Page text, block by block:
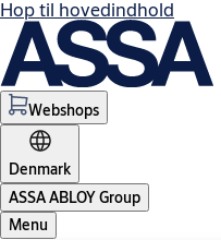
Hop til hovedindhold
Webshops
Denmark
ASSA ABLOY Group
Menu